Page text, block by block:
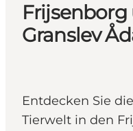
Frijsenborg
Granslev
Entdecken Sie
Tierwelt in den